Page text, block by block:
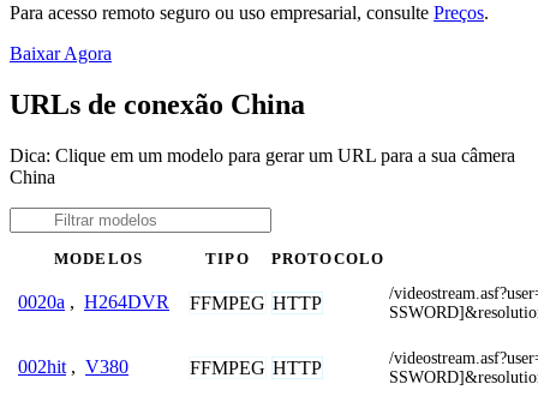
Para acesso remoto seguro ou uso empresarial, consulte Preços.
Baixar Agora
URLs de conexão China
Dica: Clique em um modelo para gerar um URL para a sua câmera
China
MODELOS TIPO PROTOCOLO
0020a , H264DVR FFMPEG HTTP
/
002hit , V380 FFMPEG HTTP
/